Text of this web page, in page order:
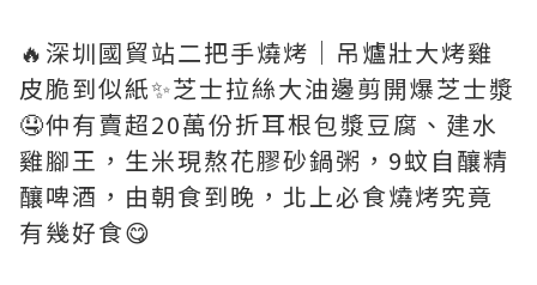
🔥深圳國貿站二把手燒烤｜吊爐壯大烤雞
皮脆到似紙✨芝士拉絲大油邊剪開爆芝士漿
🤤仲有賣超20萬份折耳根包漿豆腐、建水
雞腳王，生米現熬花膠砂鍋粥，9蚊自釀精
釀啤酒，由朝食到晚，北上必食燒烤究竟
有幾好食😋